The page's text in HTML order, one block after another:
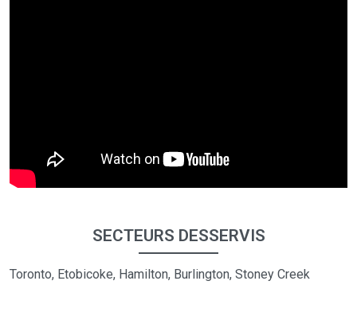
SECTEURS DESSERVIS
Toronto, Etobicoke, Hamilton, Burlington, Stoney Creek